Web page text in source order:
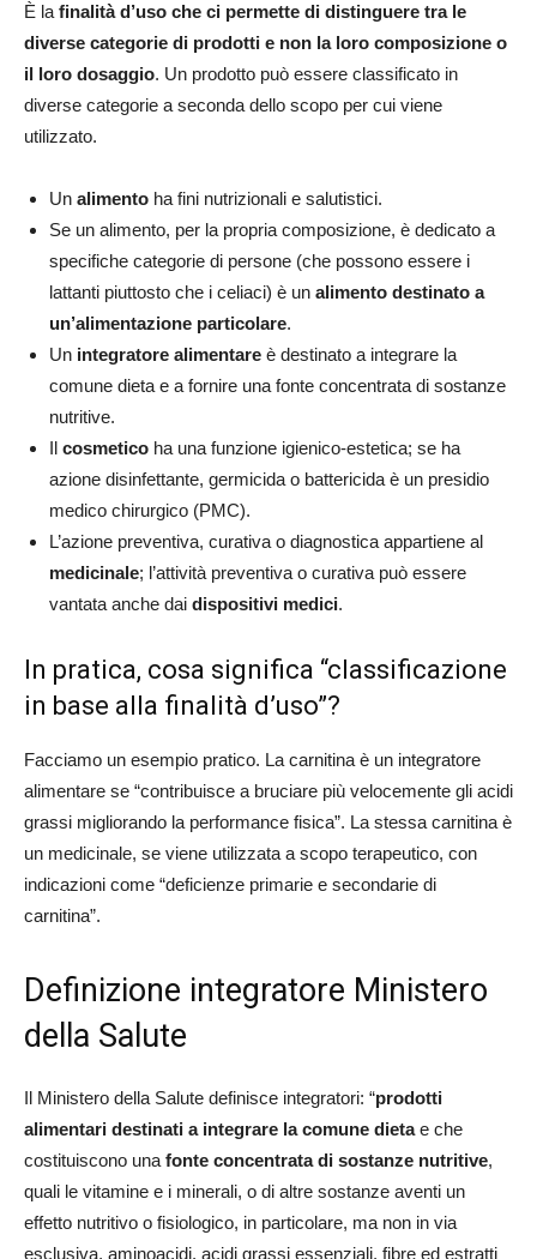
È la finalità d’uso che ci permette di distinguere tra le
diverse categorie di prodotti e non la loro composizione o
il loro dosaggio. Un prodotto può essere classificato in
diverse categorie a seconda dello scopo per cui viene
utilizzato.
Un alimento ha fini nutrizionali e salutistici.
Se un alimento, per la propria composizione, è dedicato a
specifiche categorie di persone (che possono essere i
lattanti piuttosto che i celiaci) è un alimento destinato a
un’alimentazione particolare.
Un integratore alimentare è destinato a integrare la
comune dieta e a fornire una fonte concentrata di sostanze
nutritive.
Il cosmetico ha una funzione igienico-estetica; se ha
azione disinfettante, germicida o battericida è un presidio
medico chirurgico (PMC).
L’azione preventiva, curativa o diagnostica appartiene al
medicinale; l’attività preventiva o curativa può essere
vantata anche dai dispositivi medici.
In pratica, cosa significa “classificazione
in base alla finalità d’uso”?
Facciamo un esempio pratico. La carnitina è un integratore
alimentare se “contribuisce a bruciare più velocemente gli acidi
grassi migliorando la performance fisica”. La stessa carnitina è
un medicinale, se viene utilizzata a scopo terapeutico, con
indicazioni come “deficienze primarie e secondarie di
carnitina”.
Definizione integratore Ministero
della Salute
Il Ministero della Salute definisce integratori: “prodotti
alimentari destinati a integrare la comune dietae che
costituiscono una fonte concentrata di sostanze nutritive,
quali le vitamine e i minerali, o di altre sostanze aventi un
effetto nutritivo o fisiologico, in particolare, ma non in via
esclusiva, aminoacidi, acidi grassi essenziali, fibre ed estratti